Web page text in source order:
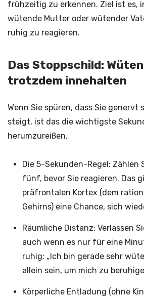
frühzeitig zu erkennen. Ziel ist es,
wütende Mutter oder wütender
ruhig zu reagieren.
Das Stoppschild:
trotzdem innehalten
Wenn Sie spüren, dass Sie genervt
steigt, ist das die wichtigste
herumzureißen.
Die 5-Sekunden-Regel: Zählen
fünf, bevor Sie reagieren. Das
präfrontalen Kortex (dem
Gehirns) eine Chance, sich
Räumliche Distanz: Verlassen
auch wenn es nur für eine
ruhig: „Ich bin gerade sehr
allein sein, um mich zu
Körperliche Entladung (ohne